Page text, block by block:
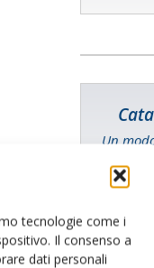
tecnologie come i
Il consenso a
dati personali
Un